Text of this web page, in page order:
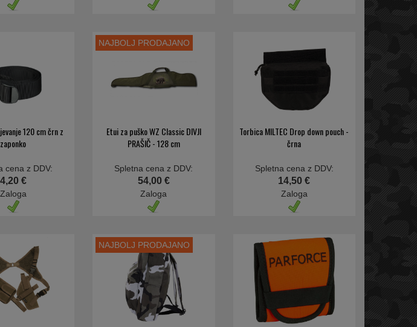
120 cm črn z
zaponko
cena z DDV:
4,20 €
Zaloga
NAJBOLJ PRODAJANO
Etui za puško WZ Classic DIVJI
PRAŠIČ - 128 cm
Spletna cena z DDV:
54,00 €
Zaloga
Torbica MILTEC Drop down pouch -
črna
Spletna cena z DDV:
14,50 €
Zaloga
NAJBOLJ PRODAJANO